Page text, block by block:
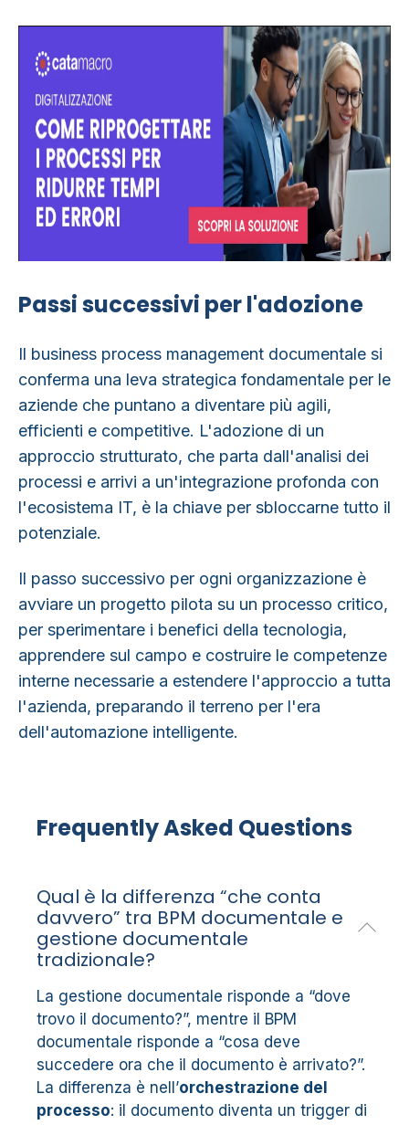
Passi successivi per l'adozione
Il business process management documentale si
conferma una leva strategica fondamentale per le
aziende che puntano a diventare più agili,
efficienti e competitive. L'adozione di un
approccio strutturato, che parta dall'analisi dei
processi e arrivi a un'integrazione profonda con
l'ecosistema IT, è la chiave per sbloccarne tutto il
potenziale.
Il passo successivo per ogni organizzazione è
avviare un progetto pilota su un processo critico,
per sperimentare i benefici della tecnologia,
apprendere sul campo e costruire le competenze
interne necessarie a estendere l'approccio a tutta
l'azienda, preparando il terreno per l'era
dell'automazione intelligente.
Frequently Asked Questions
Qual è la differenza “che conta
davvero” tra BPM documentale e
gestione documentale
tradizionale?
La gestione documentale risponde a “dove
trovo il documento?”, mentre il BPM
documentale risponde a “cosa deve
succedere ora che il documento è arrivato?”.
La differenza è nell’orchestrazione del
processo: il documento diventa un trigger di